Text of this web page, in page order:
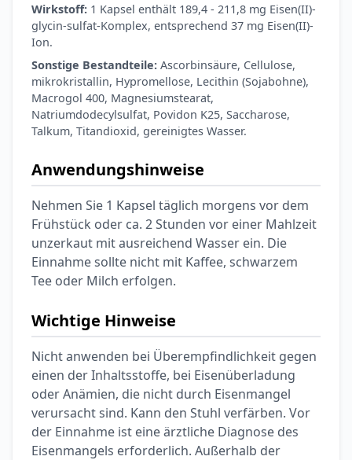
Wirkstoff: 1 Kapsel enthält 189,4 - 211,8 mg Eisen(II)-
glycin-sulfat-Komplex, entsprechend 37 mg Eisen(II)-
Ion.
Sonstige Bestandteile: Ascorbinsäure, Cellulose,
mikrokristallin, Hypromellose, Lecithin (Sojabohne),
Macrogol 400, Magnesiumstearat,
Natriumdodecylsulfat, Povidon K25, Saccharose,
Talkum, Titandioxid, gereinigtes Wasser.
Anwendungshinweise
Nehmen Sie 1 Kapsel täglich morgens vor dem
Frühstück oder ca. 2 Stunden vor einer Mahlzeit
unzerkaut mit ausreichend Wasser ein. Die
Einnahme sollte nicht mit Kaffee, schwarzem
Tee oder Milch erfolgen.
Wichtige Hinweise
Nicht anwenden bei Überempfindlichkeit gegen
einen der Inhaltsstoffe, bei Eisenüberladung
oder Anämien, die nicht durch Eisenmangel
verursacht sind. Kann den Stuhl verfärben. Vor
der Einnahme ist eine ärztliche Diagnose des
Eisenmangels erforderlich. Außerhalb der